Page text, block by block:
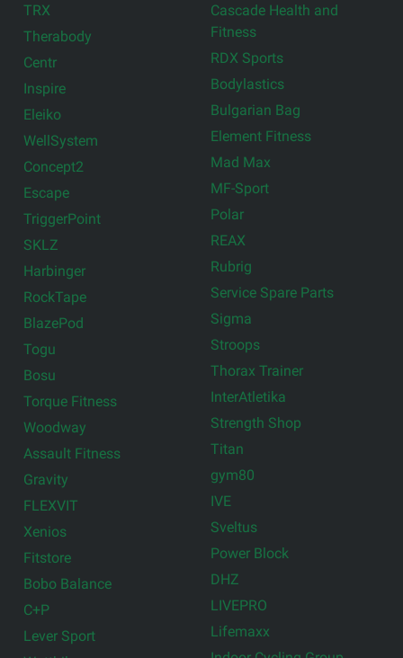
TRX
Therabody
Centr
Inspire
Eleiko
WellSystem
Concept2
Escape
TriggerPoint
SKLZ
Harbinger
RockTape
BlazePod
Togu
Bosu
Torque Fitness
Woodway
Assault Fitness
Gravity
FLEXVIT
Xenios
Fitstore
Bobo Balance
C+P
Lever Sport
Cascade Health and
Fitness
RDX Sports
Bodylastics
Bulgarian Bag
Element Fitness
Mad Max
MF-Sport
Polar
REAX
Rubrig
Service Spare Parts
Sigma
Stroops
Thorax Trainer
InterAtletika
Strength Shop
Titan
gym80
IVE
Sveltus
Power Block
DHZ
LIVEPRO
Lifemaxx